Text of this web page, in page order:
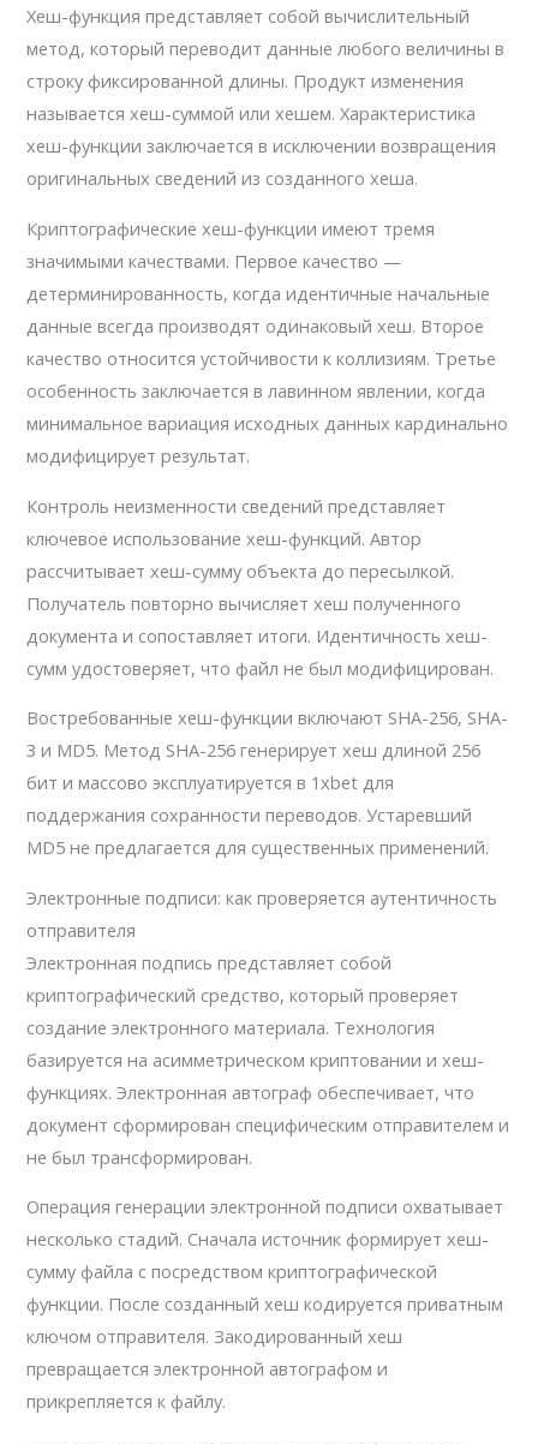
Хеш-функция представляет собой вычислительный
метод, который переводит данные любого величины в
строку фиксированной длины. Продукт изменения
называется хеш-суммой или хешем. Характеристика
хеш-функции заключается в исключении возвращения
оригинальных сведений из созданного хеша.
Криптографические хеш-функции имеют тремя
значимыми качествами. Первое качество —
детерминированность, когда идентичные начальные
данные всегда производят одинаковый хеш. Второе
качество относится устойчивости к коллизиям. Третье
особенность заключается в лавинном явлении, когда
минимальное вариация исходных данных кардинально
модифицирует результат.
Контроль неизменности сведений представляет
ключевое использование хеш-функций. Автор
рассчитывает хеш-сумму объекта до пересылкой.
Получатель повторно вычисляет хеш полученного
документа и сопоставляет итоги. Идентичность хеш-
сумм удостоверяет, что файл не был модифицирован.
Востребованные хеш-функции включают SHA-256, SHA-
3 и MD5. Метод SHA-256 генерирует хеш длиной 256
бит и массово эксплуатируется в 1xbet для
поддержания сохранности переводов. Устаревший
MD5 не предлагается для существенных применений.
Электронные подписи: как проверяется аутентичность
отправителя
Электронная подпись представляет собой
криптографический средство, который проверяет
создание электронного материала. Технология
базируется на асимметрическом криптовании и хеш-
функциях. Электронная автограф обеспечивает, что
документ сформирован специфическим отправителем и
не был трансформирован.
Операция генерации электронной подписи охватывает
несколько стадий. Сначала источник формирует хеш-
сумму файла с посредством криптографической
функции. После созданный хеш кодируется приватным
ключом отправителя. Закодированный хеш
превращается электронной автографом и
прикрепляется к файлу.